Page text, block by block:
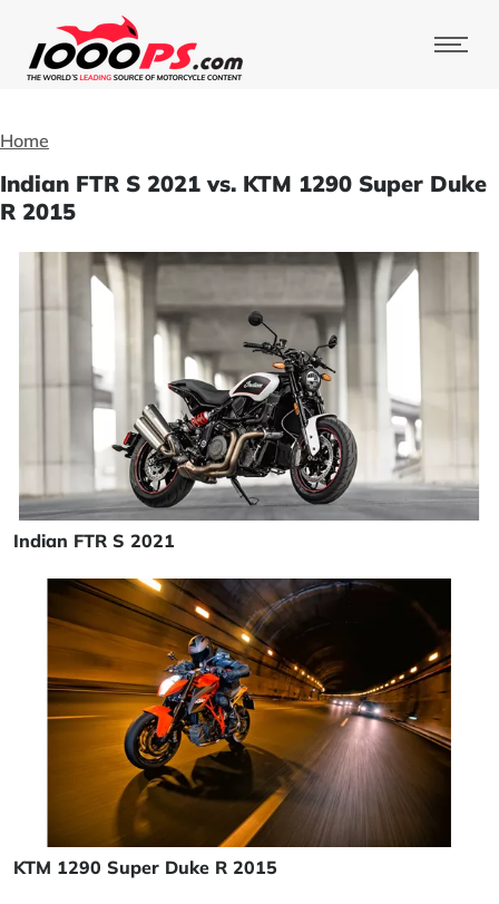
Home
Indian FTR S 2021 vs. KTM 1290 Super Duke
R 2015
Indian FTR S 2021
KTM 1290 Super Duke R 2015